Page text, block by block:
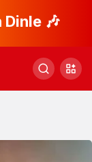
Dinle 🎶